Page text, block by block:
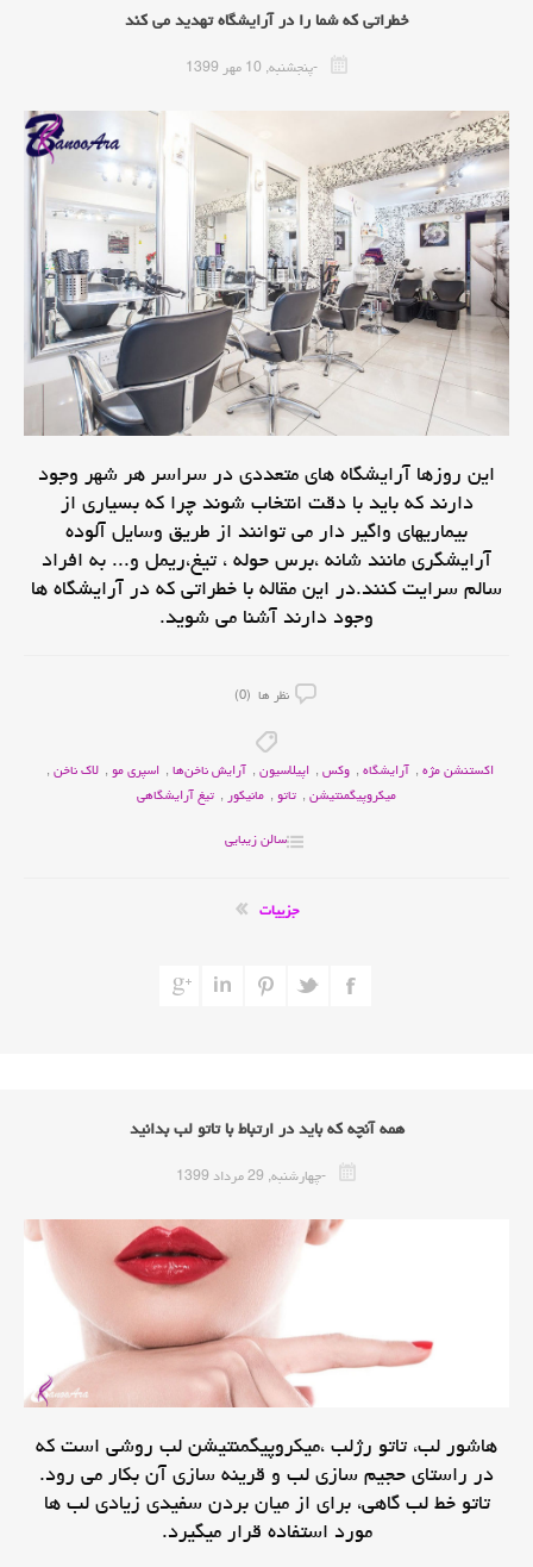
خطراتی که شما را در آرایشگاه تهدید می کند
-پنجشنبه, 10 مهر 1399
این روزها آرایشگاه های متعددی در سراسر هر شهر وجود
دارند که باید با دقت انتخاب شوند چرا که بسیاری از
بیماریهای واگیر دار می توانند از طریق وسایل آلوده
آرایشگری مانند شانه ،برس حوله ، تیغ،ریمل و... به افراد
سالم سرایت کنند.در این مقاله با خطراتی که در آرایشگاه ها
وجود دارند آشنا می شوید.
نظر ها (0)
اکستنشن مژه, آرایشگاه, وکس‌, اپیلاسیون, آرایش ناخن‌ها, اسپری مو , لاک ‌ناخن,
میکروپیگمنتیشن, تاتو , مانیکور , تیغ آرایشگاهی
سالن زیبایی
جزییات
همه آنچه که باید در ارتباط با تاتو لب بدانید
-چهارشنبه, 29 مرداد 1399
هاشور لب، تاتو رژلب ،میکروپیگمنتیشن لب روشی است که
در راستای حجیم سازی لب و قرینه سازی آن بکار می رود.
تاتو خط لب گاهی، برای از میان بردن سفیدی زیادی لب ها
مورد استفاده قرار میگیرد.